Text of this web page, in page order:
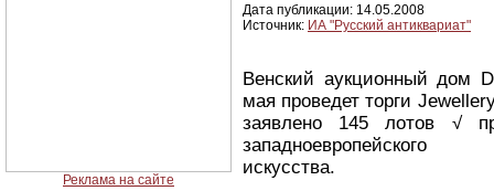
Реклама на сайте
Дата публикации: 14.05.2008
Источник: ИА "Русский антиквариат"
Венский аукционный дом
мая проведет торги
заявлено 145 лотов √
западноевропейского
искусства.